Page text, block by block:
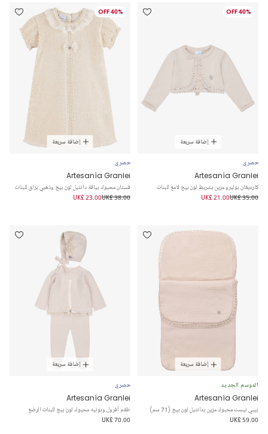
40% OFF
إضافة سريعة
حصري
Artesanía Granlei
كارديغان بوليرو مزين بشريط لون بيج لامع للبنات
UK£ 35.00
UK£ 21.00
40% OFF
إضافة سريعة
حصري
Artesanía Granlei
فستان محبوك بياقة دانتيل لون بيج وذهبي برّاق للبنات
UK£ 38.00
UK£ 23.00
إضافة سريعة
الموسم الجديد
Artesanía Granlei
بيبي نيست محبوك مزين بدانتيل لون بيج (71 سم)
UK£ 59.00
إضافة سريعة
حصري
Artesanía Granlei
طقم أفرول وبونيه محبوك لون بيج للبنات الرضع
UK£ 70.00